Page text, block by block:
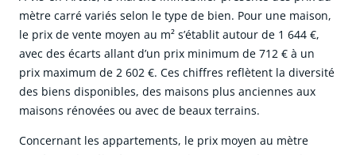
mètre carré variés selon le type de bien. Pour une maison,
le prix de vente moyen au m² s’établit autour de 1 644 €,
avec des écarts allant d’un prix minimum de 712 € à un
prix maximum de 2 602 €. Ces chiffres reflètent la diversité
des biens disponibles, des maisons plus anciennes aux
maisons rénovées ou avec de beaux terrains.
Concernant les appartements, le prix moyen au mètre